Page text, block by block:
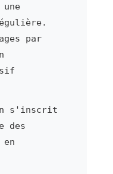
par
s'inscrit
des